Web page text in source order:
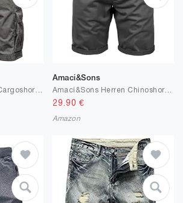
Amaci&Sons Herren Cargoshorts Männer Kurze Bermuda Hose inkl.Gürtel Regular Fit Gurt7027
Amaci&Sons
Amaci&Sons Herren Chinoshorts inkl. Gürtel Männer Kurze Bermuda Hose Regular Fit Gurt7030
29.90 €
Amazon